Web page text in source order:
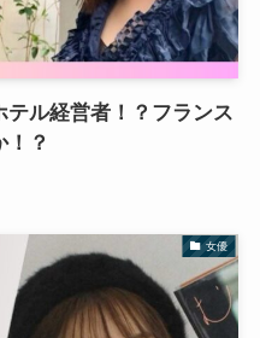
ル経営者！？フランス
！？
女優